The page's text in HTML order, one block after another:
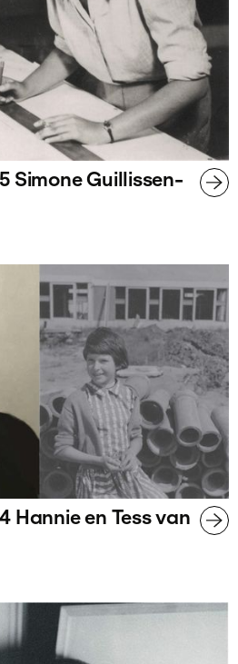
Simone Guillissen-
Hannie en Tess van